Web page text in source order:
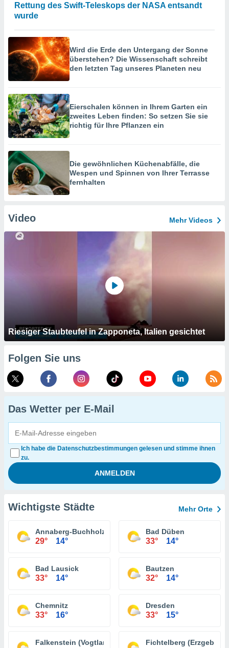
Rettung des Swift-Teleskops der NASA entsandt
wurde
Wird die Erde den Untergang der Sonne
überstehen? Die Wissenschaft schreibt
den letzten Tag unseres Planeten neu
Eierschalen können in Ihrem Garten ein
zweites Leben finden: So setzen Sie sie
richtig für Ihre Pflanzen ein
Die gewöhnlichen Küchenabfälle, die
Wespen und Spinnen von Ihrer Terrasse
fernhalten
Video Mehr Videos
Riesiger Staubteufel in Zapponeta, Italien gesichtet
Folgen Sie uns
Das Wetter per E-Mail
Ich habe die Datenschutzbestimmungen gelesen und stimme ihnen
zu.
Wichtigste Städte Mehr Orte
Annaberg-Buchholz
29° 14°
Bad Düben
33° 14°
Bad Lausick
33° 14°
Bautzen
32° 14°
Chemnitz
33° 16°
Dresden
33° 15°
Falkenstein (Vogtland) Fichtelberg